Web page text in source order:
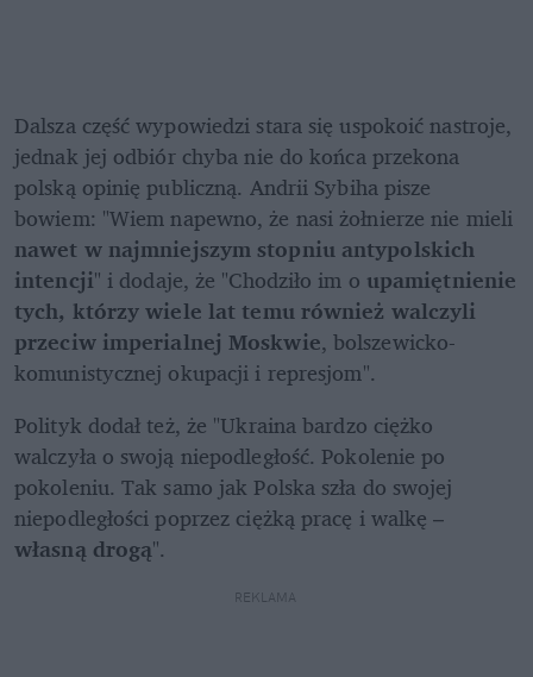
Dalsza część wypowiedzi stara się uspokoić nastroje,
jednak jej odbiór chyba nie do końca przekona
polską opinię publiczną. Andrii Sybiha pisze
nawet w najmniejszym stopniu anty­polskich
intencji" i dodaje, że "Chodziło im o upamiętnienie
tych, którzy wiele lat temu również walczyli
przeciw imperialnej Moskwie, bolszewicko-
komunistycznej okupacji i represjom".
Polityk dodał też, że "Ukraina bardzo ciężko
walczyła o swoją niepodległość. Pokolenie po
pokoleniu. Tak samo jak Polska szła do swojej
własną drogą".
REKLAMA